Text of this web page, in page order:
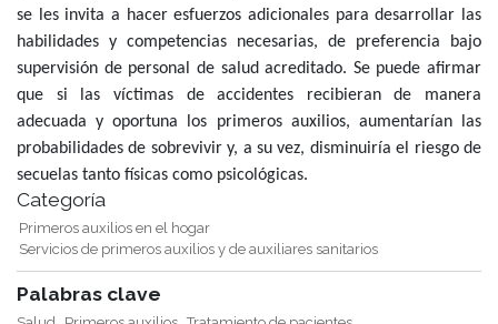
se les invita a hacer esfuerzos adicionales para desarrollar las
habilidades y competencias necesarias, de preferencia bajo
supervisión de personal de salud acreditado. Se puede afirmar
que si las víctimas de accidentes recibieran de manera
adecuada y oportuna los primeros auxilios, aumentarían las
probabilidades de sobrevivir y, a su vez, disminuiría el riesgo de
secuelas tanto físicas como psicológicas.
Categoría
Primeros auxilios en el hogar
Servicios de primeros auxilios y de auxiliares sanitarios
Palabras clave